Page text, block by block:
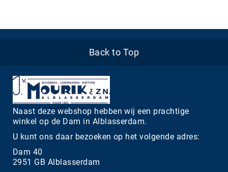
Back to Top
Naast deze webshop hebben wij een prachtige
winkel op de Dam in Alblasserdam.
U kunt ons daar bezoeken op het volgende adres:
Dam 40
2951 GB Alblasserdam